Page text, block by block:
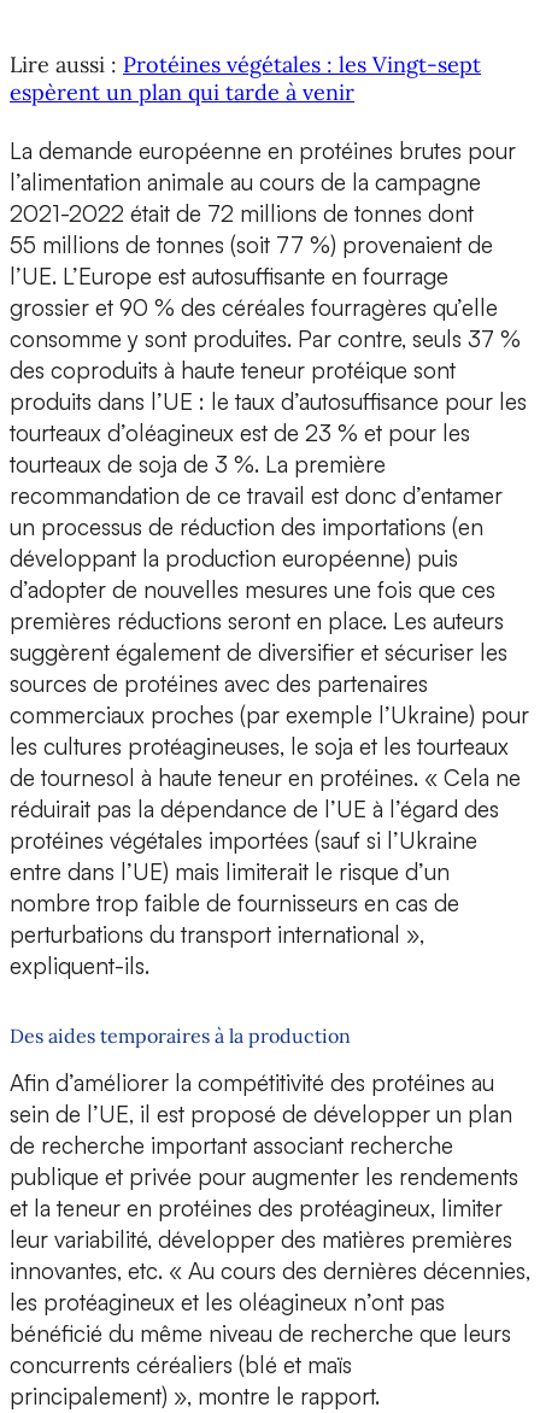
Lire aussi : Protéines végétales : les Vingt-sept
espèrent un plan qui tarde à venir
La demande européenne en protéines brutes pour
l’alimentation animale au cours de la campagne
2021-2022 était de 72 millions de tonnes dont
55 millions de tonnes (soit 77 %) provenaient de
l’UE. L’Europe est autosuffisante en fourrage
grossier et 90 % des céréales fourragères qu’elle
consomme y sont produites. Par contre, seuls 37 %
des coproduits à haute teneur protéique sont
produits dans l’UE : le taux d’autosuffisance pour les
tourteaux d’oléagineux est de 23 % et pour les
tourteaux de soja de 3 %. La première
recommandation de ce travail est donc d’entamer
un processus de réduction des importations (en
développant la production européenne) puis
d’adopter de nouvelles mesures une fois que ces
premières réductions seront en place. Les auteurs
suggèrent également de diversifier et sécuriser les
sources de protéines avec des partenaires
commerciaux proches (par exemple l’Ukraine) pour
les cultures protéagineuses, le soja et les tourteaux
de tournesol à haute teneur en protéines. « Cela ne
réduirait pas la dépendance de l’UE à l’égard des
protéines végétales importées (sauf si l’Ukraine
entre dans l’UE) mais limiterait le risque d’un
nombre trop faible de fournisseurs en cas de
perturbations du transport international »,
expliquent-ils.
Des aides temporaires à la production
Afin d’améliorer la compétitivité des protéines au
sein de l’UE, il est proposé de développer un plan
de recherche important associant recherche
publique et privée pour augmenter les rendements
et la teneur en protéines des protéagineux, limiter
leur variabilité, développer des matières premières
innovantes, etc. « Au cours des dernières décennies,
les protéagineux et les oléagineux n’ont pas
bénéficié du même niveau de recherche que leurs
concurrents céréaliers (blé et maïs
principalement) », montre le rapport.